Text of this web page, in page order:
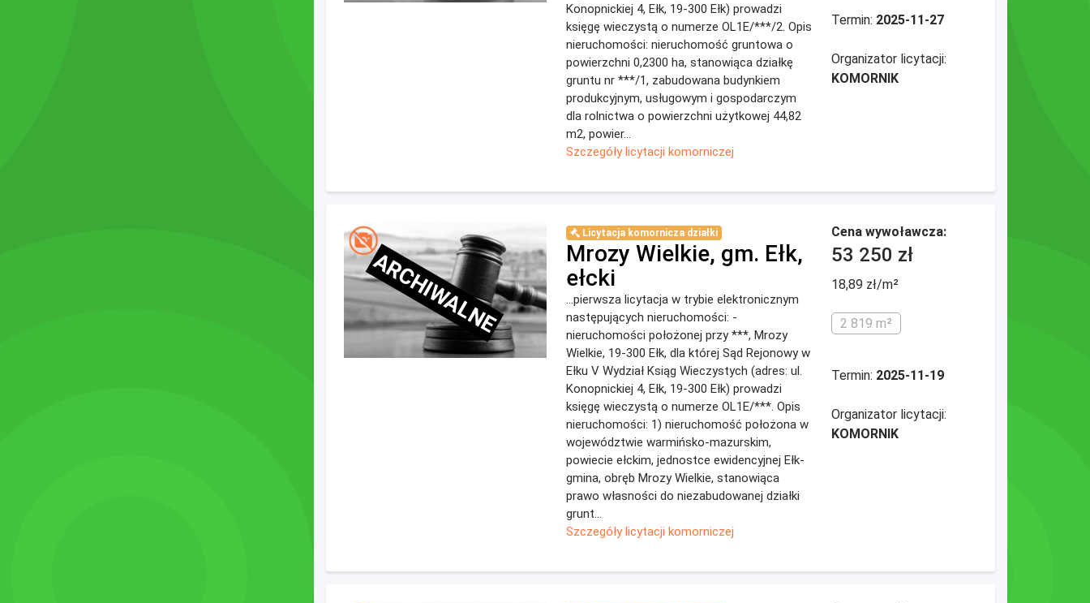
Konopnickiej 4, Ełk, 19-300 Ełk) prowadzi
księgę wieczystą o numerze OL1E/***/2. Opis
nieruchomości: nieruchomość gruntowa o
powierzchni 0,2300 ha, stanowiąca działkę
gruntu nr ***/1, zabudowana budynkiem
produkcyjnym, usługowym i gospodarczym
dla rolnictwa o powierzchni użytkowej 44,82
m2, powier...
Szczegóły licytacji komorniczej
Termin: 2025-11-27
Organizator licytacji:
KOMORNIK
ARCHIWALNE
Licytacja komornicza działki
Mrozy Wielkie, gm. Ełk,
ełcki
...pierwsza licytacja w trybie elektronicznym
następujących nieruchomości: -
nieruchomości położonej przy ***, Mrozy
Wielkie, 19-300 Ełk, dla której Sąd Rejonowy w
Ełku V Wydział Ksiąg Wieczystych (adres: ul.
Konopnickiej 4, Ełk, 19-300 Ełk) prowadzi
księgę wieczystą o numerze OL1E/***. Opis
nieruchomości: 1) nieruchomość położona w
województwie warmińsko-mazurskim,
powiecie ełckim, jednostce ewidencyjnej Ełk-
gmina, obręb Mrozy Wielkie, stanowiąca
prawo własności do niezabudowanej działki
grunt...
Szczegóły licytacji komorniczej
Cena wywoławcza:
53 250 zł
18,89 zł/m²
2 819 m²
Termin: 2025-11-19
Organizator licytacji:
KOMORNIK